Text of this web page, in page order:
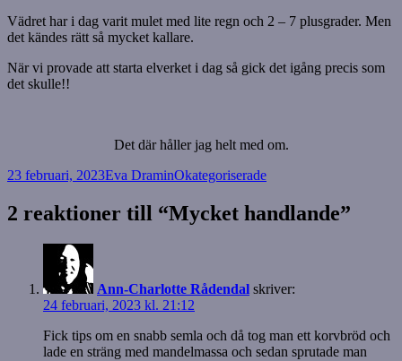
Vädret har i dag varit mulet med lite regn och 2 – 7 plusgrader. Men
det kändes rätt så mycket kallare.
När vi provade att starta elverket i dag så gick det igång precis som
det skulle!!
Det där håller jag helt med om.
Postat
23 februari, 2023Författare
Eva DraminKategorier
Okategoriserade
2 reaktioner till “Mycket handlande”
Ann-Charlotte Rådendal skriver:
24 februari, 2023 kl. 21:12
Fick tips om en snabb semla och då tog man ett korvbröd och
lade en sträng med mandelmassa och sedan sprutade man